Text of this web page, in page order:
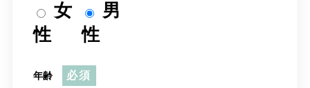
女
性
男
性
年齢 必須